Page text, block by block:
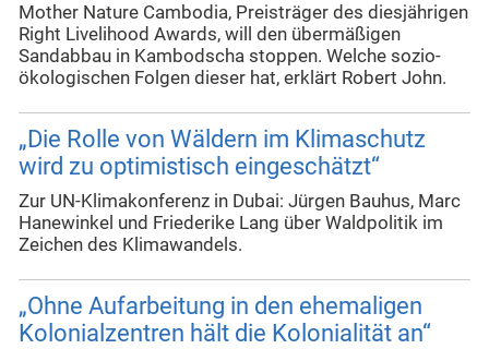
Mother Nature Cambodia, Preisträger des diesjährigen
Right Livelihood Awards, will den übermäßigen
Sandabbau in Kambodscha stoppen. Welche sozio-
ökologischen Folgen dieser hat, erklärt Robert John.
„Die Rolle von Wäldern im Klimaschutz
wird zu optimistisch eingeschätzt“
Zur UN-Klimakonferenz in Dubai: Jürgen Bauhus, Marc
Hanewinkel und Friederike Lang über Waldpolitik im
Zeichen des Klimawandels.
„Ohne Aufarbeitung in den ehemaligen
Kolonialzentren hält die Kolonialität an“